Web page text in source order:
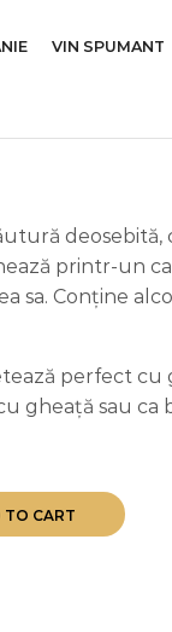
VIN SPUMANT
printr-un
sa. Conține
perfect cu
gheaţă sau
TO CART